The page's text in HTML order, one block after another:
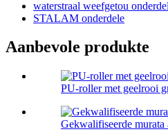
waterstraal weefgetou
STALAM onderdele
Aanbevole produkte
PU-roller met geelrooi
Gekwalifiseerde murata